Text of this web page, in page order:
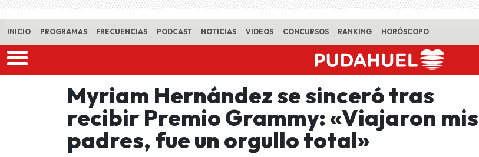
INICIO PROGRAMAS FRECUENCIAS PODCAST NOTICIAS VIDEOS CONCURSOS RANKING HORÓSCOPO
Myriam Hernández se sinceró tras
recibir Premio Grammy: «Viajaron mis
padres, fue un orgullo total»